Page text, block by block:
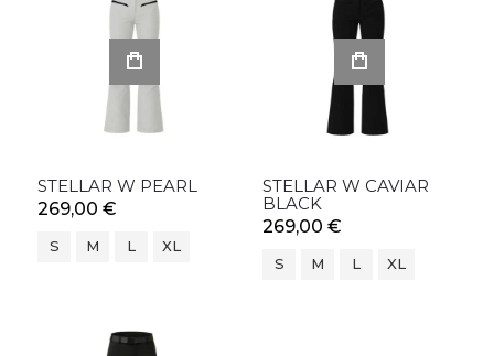
STELLAR W PEARL
269,00 €
S M L XL
STELLAR W CAVIAR
BLACK
269,00 €
S M L XL